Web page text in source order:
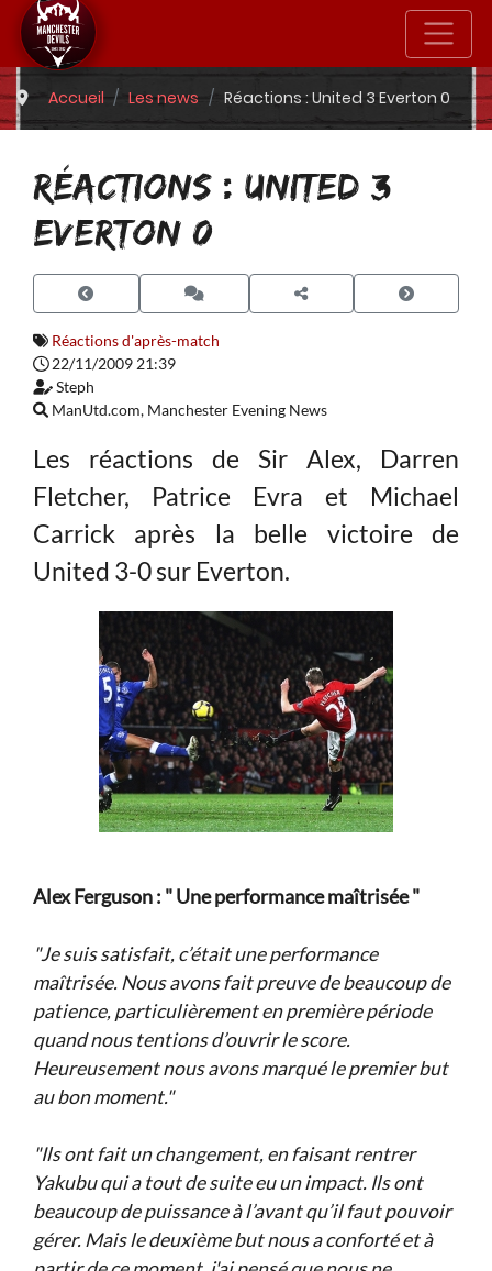
Accueil Les news Réactions : United 3 Everton 0
RÉACTIONS : UNITED 3
EVERTON 0
Réactions d'après-match
22/11/2009 21:39
Steph
ManUtd.com, Manchester Evening News
Les réactions de Sir Alex, Darren
Fletcher, Patrice Evra et Michael
Carrick après la belle victoire de
United 3-0 sur Everton.
Alex Ferguson : " Une performance maîtrisée "
"Je suis satisfait, c’était une performance
maîtrisée. Nous avons fait preuve de beaucoup de
patience, particulièrement en première période
quand nous tentions d’ouvrir le score.
Heureusement nous avons marqué le premier but
au bon moment."
"Ils ont fait un changement, en faisant rentrer
Yakubu qui a tout de suite eu un impact. Ils ont
beaucoup de puissance à l’avant qu’il faut pouvoir
gérer. Mais le deuxième but nous a conforté et à